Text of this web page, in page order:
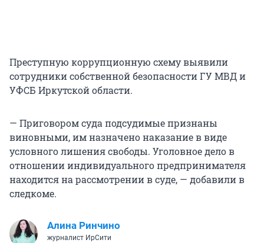
Преступную коррупционную схему выявили
сотрудники собственной безопасности ГУ МВД и
УФСБ Иркутской области.
— Приговором суда подсудимые признаны
виновными, им назначено наказание в виде
условного лишения свободы. Уголовное дело в
отношении индивидуального предпринимателя
находится на рассмотрении в суде, — добавили в
следкоме.
Алина Ринчино
журналист ИрСити